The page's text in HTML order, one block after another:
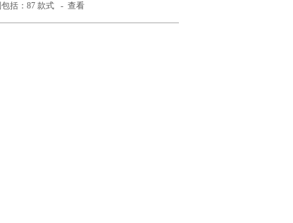
包括：87 款式 - 查看